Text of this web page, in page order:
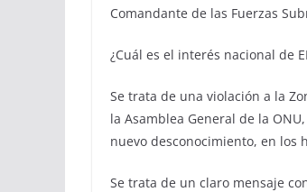
Comandante de las Fuerzas
¿Cuál es el interés nacional de
Se trata de una violación a la
la Asamblea General de la
nuevo desconocimiento, en los
Se trata de un claro mensaje